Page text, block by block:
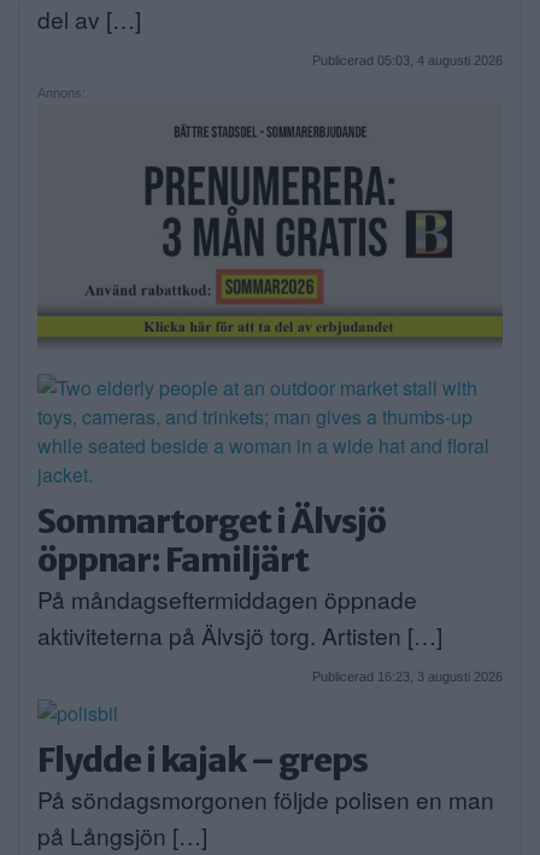
del av […]
Publicerad 05:03, 4 augusti 2026
Annons:
Sommartorget i Älvsjö
öppnar: Familjärt
På måndagseftermiddagen öppnade
aktiviteterna på Älvsjö torg. Artisten […]
Publicerad 16:23, 3 augusti 2026
Flydde i kajak – greps
På söndagsmorgonen följde polisen en man
på Långsjön […]